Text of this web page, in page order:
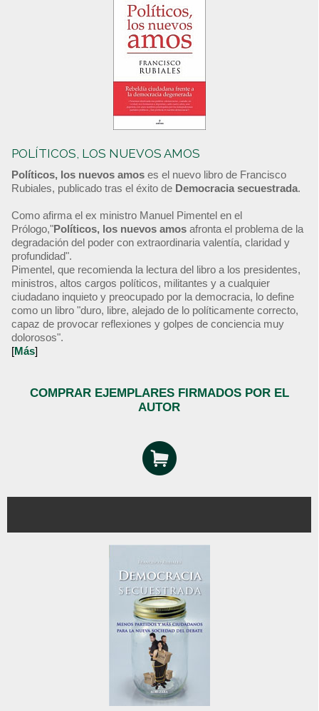
POLÍTICOS, LOS NUEVOS AMOS
Políticos, los nuevos amos es el nuevo libro de Francisco
Rubiales, publicado tras el éxito de Democracia secuestrada.
Como afirma el ex ministro Manuel Pimentel en el
Prólogo,"Políticos, los nuevos amos afronta el problema de la
degradación del poder con extraordinaria valentía, claridad y
profundidad".
Pimentel, que recomienda la lectura del libro a los presidentes,
ministros, altos cargos políticos, militantes y a cualquier
ciudadano inquieto y preocupado por la democracia, lo define
como un libro "duro, libre, alejado de lo políticamente correcto,
capaz de provocar reflexiones y golpes de conciencia muy
dolorosos".
[Más]
COMPRAR EJEMPLARES FIRMADOS POR EL
AUTOR